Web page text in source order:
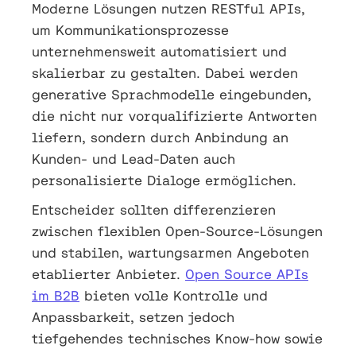
Moderne Lösungen nutzen RESTful APIs,
um Kommunikationsprozesse
unternehmensweit automatisiert und
skalierbar zu gestalten. Dabei werden
generative Sprachmodelle eingebunden,
die nicht nur vorqualifizierte Antworten
liefern, sondern durch Anbindung an
Kunden- und Lead-Daten auch
personalisierte Dialoge ermöglichen.
Entscheider sollten differenzieren
zwischen flexiblen Open-Source-Lösungen
und stabilen, wartungsarmen Angeboten
etablierter Anbieter. Open Source APIs
im B2B bieten volle Kontrolle und
Anpassbarkeit, setzen jedoch
tiefgehendes technisches Know-how sowie